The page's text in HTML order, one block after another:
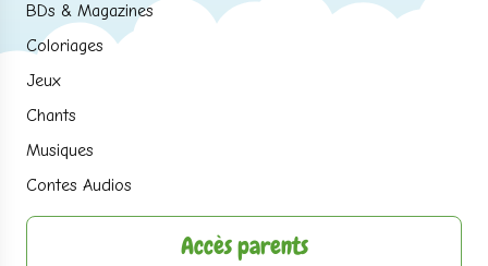
BDs & Magazines
Coloriages
Jeux
Chants
Musiques
Contes Audios
Accès parents